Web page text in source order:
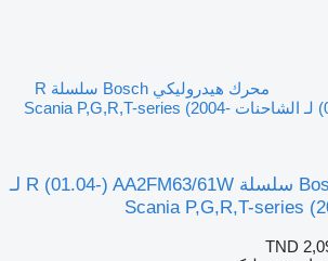
محرك هيدروليكي Bosch سلسلة R
(01.04-) AA2FM63/61W لـ الشاحنات Scania P,G,R,T-series (2004-
محرك هيدروليكي Bosch سلسلة R (01.04-) AA2FM63/61W لـ
TND